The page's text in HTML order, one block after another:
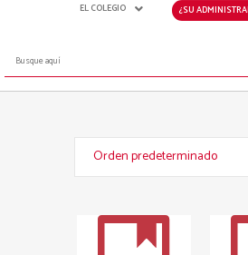
EL COLEGIO ¿SU
Orden predeterminado